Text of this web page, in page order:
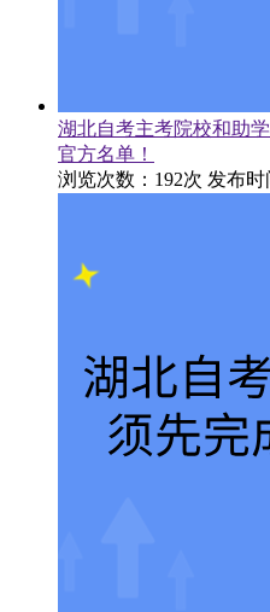
湖北自考主考院校和助
官方名单！
浏览次数：192次 发布时